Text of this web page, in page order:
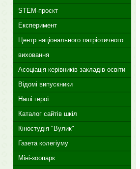
STEM-проєкт
Експеримент
Центр національного патріотичного
виховання
Асоціація керівників закладів освіти
Відомі випускники
Наші герої
Каталог сайтів шкіл
Кіностудія "Вулик"
Газета колегіуму
Міні-зоопарк